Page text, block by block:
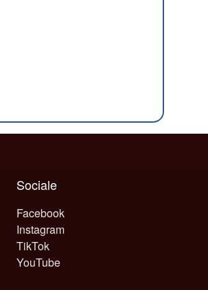
Sociale
Facebook
Instagram
TikTok
YouTube